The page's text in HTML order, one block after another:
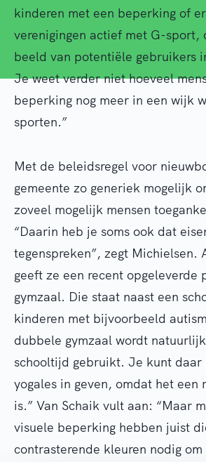
kinderen met een beperking of
verenigingen actief met G-sport,
beeld van potentiële gebruikers
Je weet verder niet hoeveel
beperking nog meer in een wijk
sporten.”
Met de beleidsregel voor
gemeente zo generiek mogelijk
zoveel mogelijk mensen
“Daarin heb je soms ook dat
tegenspreken”, zegt Michielsen.
geeft ze een recent opgeleverde
gymzaal. Die staat naast een
kinderen met bijvoorbeeld
dubbele gymzaal wordt
schooltijd gebruikt. Je kunt daar
yogales in geven, omdat het een
is.” Van Schaik vult aan: “Maar
visuele beperking hebben juist
contrasterende kleuren nodig